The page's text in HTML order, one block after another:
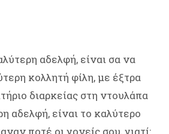
αδελφή, είναι σα να
κολλητή φίλη, με έξτρα
διαρκείας στη ντουλάπα
αδελφή, είναι το καλύτερο
ποτέ οι γονείς σου, γιατί: